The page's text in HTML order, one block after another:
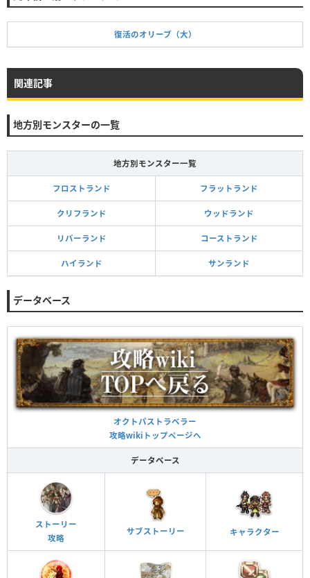
復活のオリーブ（大）
関連記事
地方別モンスターの一覧
地方別モンスター一覧
フロストランド フラットランド
クリフランド ウッドランド
リバーランド コーストランド
ハイランド サンランド
データベース
オクトパストラベラー
攻略wikiトップページへ
データベース
ストーリー
攻略
サブストーリー キャラクター